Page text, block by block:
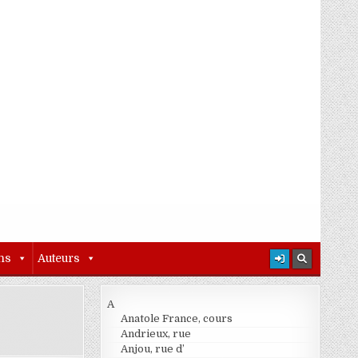
Auteurs
A
Anatole France, cours
Andrieux, rue
Anjou, rue d’